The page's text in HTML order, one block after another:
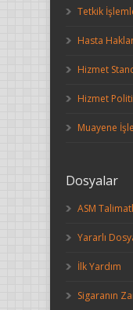
Tetkik
Hasta
Hizmet
Hizmet
Muayene
Dosyalar
ASM
Yararlı
İlk Yardım
Sigaranın